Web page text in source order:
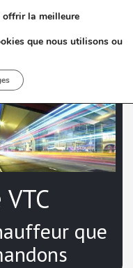
que
offrir la meilleure
que nous utilisons ou